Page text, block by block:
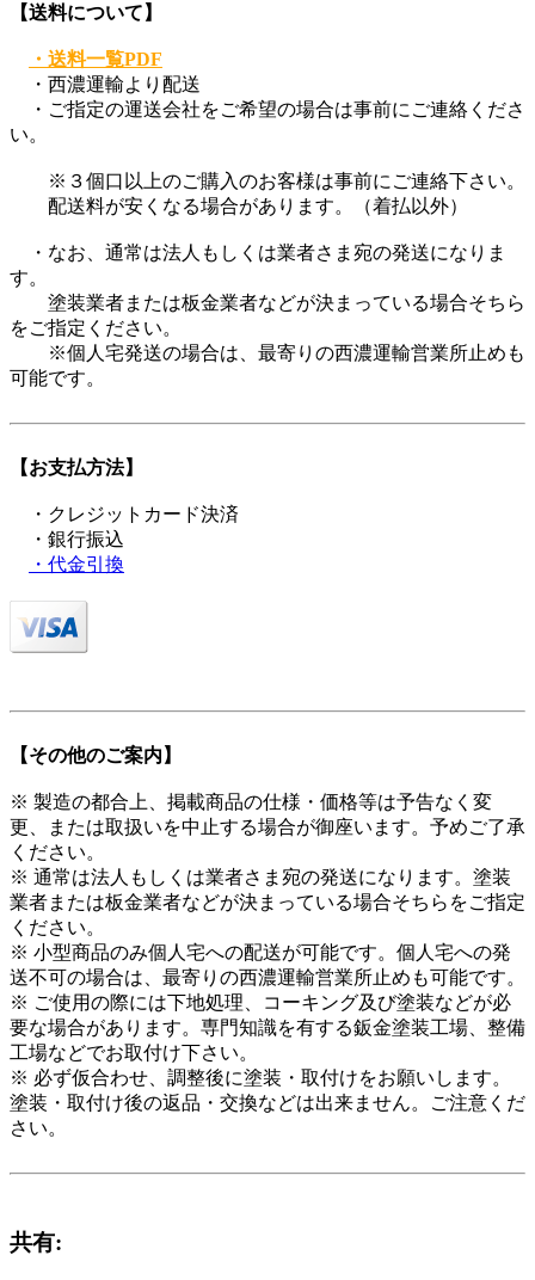
【送料について】
・送料一覧PDF
・西濃運輸より配送
・ご指定の運送会社をご希望の場合は事前にご連絡くださ
い。
※３個口以上のご購入のお客様は事前にご連絡下さい。
配送料が安くなる場合があります。（着払以外）
・なお、通常は法人もしくは業者さま宛の発送になりま
す。
塗装業者または板金業者などが決まっている場合そちら
をご指定ください。
※個人宅発送の場合は、最寄りの西濃運輸営業所止めも
可能です。
【お支払方法】
・クレジットカード決済
・銀行振込
・代金引換
【その他のご案内】
※ 製造の都合上、掲載商品の仕様・価格等は予告なく変
更、または取扱いを中止する場合が御座います。予めご了承
ください。
※ 通常は法人もしくは業者さま宛の発送になります。塗装
業者または板金業者などが決まっている場合そちらをご指定
ください。
※ 小型商品のみ個人宅への配送が可能です。個人宅への発
送不可の場合は、最寄りの西濃運輸営業所止めも可能です。
※ ご使用の際には下地処理、コーキング及び塗装などが必
要な場合があります。専門知識を有する鈑金塗装工場、整備
工場などでお取付け下さい。
※ 必ず仮合わせ、調整後に塗装・取付けをお願いします。
塗装・取付け後の返品・交換などは出来ません。ご注意くだ
さい。
共有: